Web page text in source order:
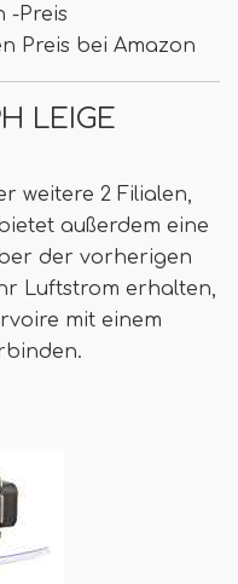
-Preis
Preis bei Amazon
LEIGE
weitere 2 Filialen,
außerdem eine
der vorherigen
Luftstrom erhalten,
mit einem